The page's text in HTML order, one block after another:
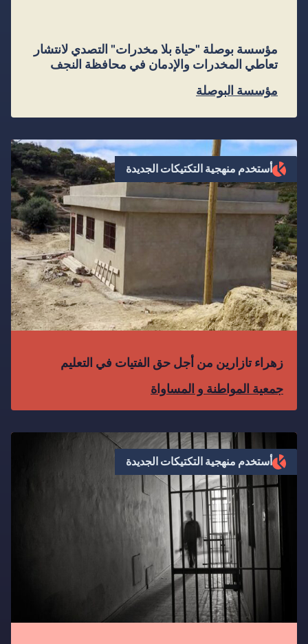
مؤسسة بوصلة "حياة بلا مخدرات" التصدي لانتشار
تعاطي المخدرات والإدمان في محافظة النجف
مؤسسة البوصلة
زهراء تازارين من أجل حق الفتيات في التعليم
جمعية المواطنة و المساواة
أستخدم منهجية التكتيكات الجديدة
أستخدم منهجية التكتيكات الجديدة